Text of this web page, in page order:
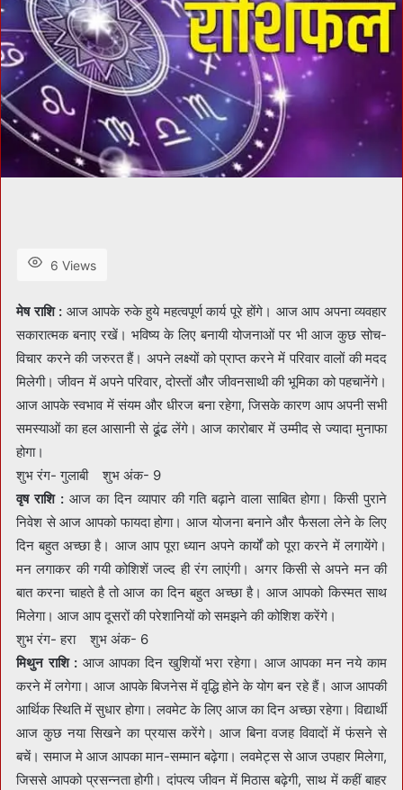
6 Views
मेष राशि : आज आपके रुके हुये महत्वपूर्ण कार्य पूरे होंगे। आज आप अपना व्यवहार
सकारात्मक बनाए रखें। भविष्य के लिए बनायी योजनाओं पर भी आज कुछ सोच-
विचार करने की जरुरत हैं। अपने लक्ष्यों को प्राप्त करने में परिवार वालों की मदद
मिलेगी। जीवन में अपने परिवार, दोस्तों और जीवनसाथी की भूमिका को पहचानेंगे।
आज आपके स्वभाव में संयम और धीरज बना रहेगा, जिसके कारण आप अपनी सभी
समस्याओं का हल आसानी से ढूंढ लेंगे। आज कारोबार में उम्मीद से ज्यादा मुनाफा
होगा।
शुभ रंग- गुलाबी शुभ अंक- 9
वृष राशि :आज का दिन व्यापार की गति बढ़ाने वाला साबित होगा। किसी पुराने
निवेश से आज आपको फायदा होगा। आज योजना बनाने और फैसला लेने के लिए
दिन बहुत अच्छा है। आज आप पूरा ध्यान अपने कार्यों को पूरा करने में लगायेंगे।
मन लगाकर की गयी कोशिशें जल्द ही रंग लाएंगी। अगर किसी से अपने मन की
बात करना चाहते है तो आज का दिन बहुत अच्छा है। आज आपको किस्मत साथ
मिलेगा। आज आप दूसरों की परेशानियों को समझने की कोशिश करेंगे।
शुभ रंग- हरा शुभ अंक- 6
मिथुन राशि : आज आपका दिन खुशियों भरा रहेगा। आज आपका मन नये काम
करने में लगेगा। आज आपके बिजनेस में वृद्धि होने के योग बन रहे हैं। आज आपकी
आर्थिक स्थिति में सुधार होगा। लवमेट के लिए आज का दिन अच्छा रहेगा। विद्यार्थी
आज कुछ नया सिखने का प्रयास करेंगे। आज बिना वजह विवादों में फंसने से
बचें। समाज मे आज आपका मान-सम्मान बढ़ेगा। लवमेट्स से आज उपहार मिलेगा,
जिससे आपको प्रसन्नता होगी। दांपत्य जीवन में मिठास बढ़ेगी, साथ में कहीं बाहर